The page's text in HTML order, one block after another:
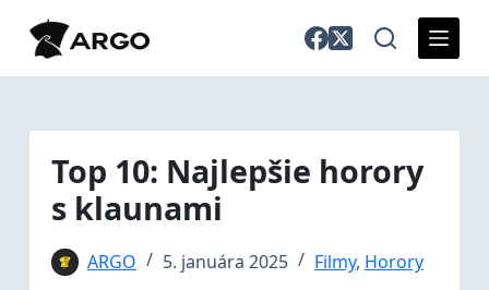
S
i
Top 10: Najlepšie horory
s klaunami
ARGO 5. januára 2025 Filmy, Horory